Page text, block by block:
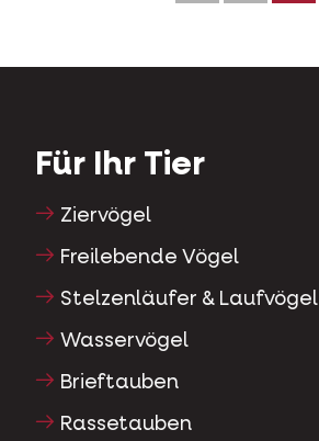
Für Ihr Tier
Ziervögel
Freilebende Vögel
Stelzenläufer & Laufvögel
Wasservögel
Brieftauben
Rassetauben